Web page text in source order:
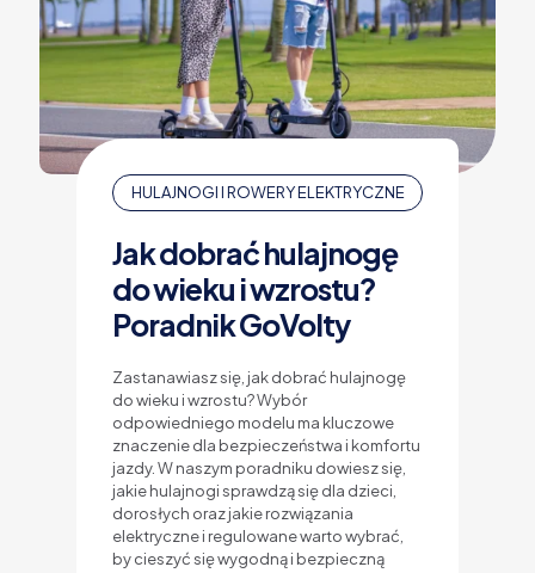
HULAJNOGI I ROWERY ELEKTRYCZNE
Jak dobrać hulajnogę
do wieku i wzrostu?
Poradnik GoVolty
Zastanawiasz się, jak dobrać hulajnogę
do wieku i wzrostu? Wybór
odpowiedniego modelu ma kluczowe
znaczenie dla bezpieczeństwa i komfortu
jazdy. W naszym poradniku dowiesz się,
jakie hulajnogi sprawdzą się dla dzieci,
dorosłych oraz jakie rozwiązania
elektryczne i regulowane warto wybrać,
by cieszyć się wygodną i bezpieczną